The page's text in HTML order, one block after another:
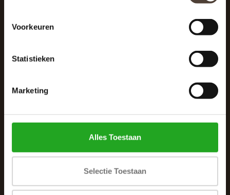
Voorkeuren
Statistieken
Marketing
Alles Toestaan
Selectie Toestaan
040 287 12 00
info@dewoonhoek.nl